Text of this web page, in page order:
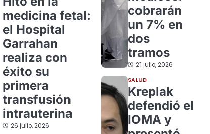
medicina fetal:
el Hospital
Garrahan
realiza con
éxito su
primera
transfusión
intrauterina
26 julio, 2026
cobrarán
un 7% en
dos
tramos
21 julio, 2026
SALUD
Kreplak
defendió el
IOMA y